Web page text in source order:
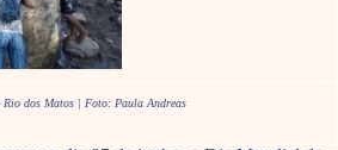
Rio dos Matos | Foto: Paula Andreas